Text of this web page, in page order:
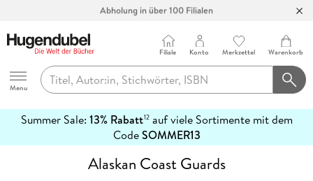
Abholung in über 100 Filialen
Hugendubel
Menu
Filiale Konto Merkzettel Warenkorb
Summer Sale: 13% Rabatt12auf viele Sortimente mit dem
CodeSOMMER13
erfahren
Alaskan Coast Guards